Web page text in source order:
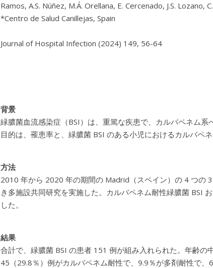
Ramos, A.S. Núñez, M.Á. Orellana, E. Cercenado, J.S.
*Centro de Salud Canillejas, Spain
Journal of Hospital Infection (2024) 149, 56-64
背景
緑膿菌血流感染症（BSI）は、重篤な疾患で、カルバペネム
目的は、罹患率と、緑膿菌 BSI のある小児におけるカルバペ
方法
2010 年から 2020 年の期間の Madrid（スペイン）の 4 つの
き多施設共同研究を実施した。カルバペネム耐性緑膿菌 BSI
した。
結果
合計で、緑膿菌 BSI の患者 151 例が組み入れられた。年齢の
45（29.8％）例がカルバペネム耐性で、9.9％が多剤耐性で